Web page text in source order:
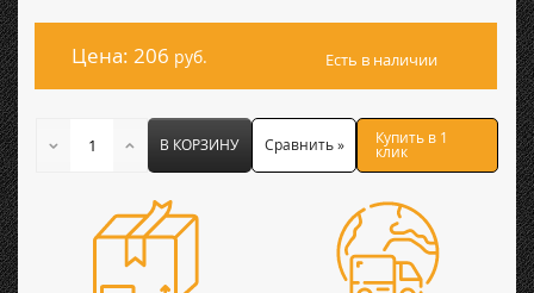
Цена: 206 руб. Есть в наличии
В КОРЗИНУ Сравнить » Купить в 1
клик